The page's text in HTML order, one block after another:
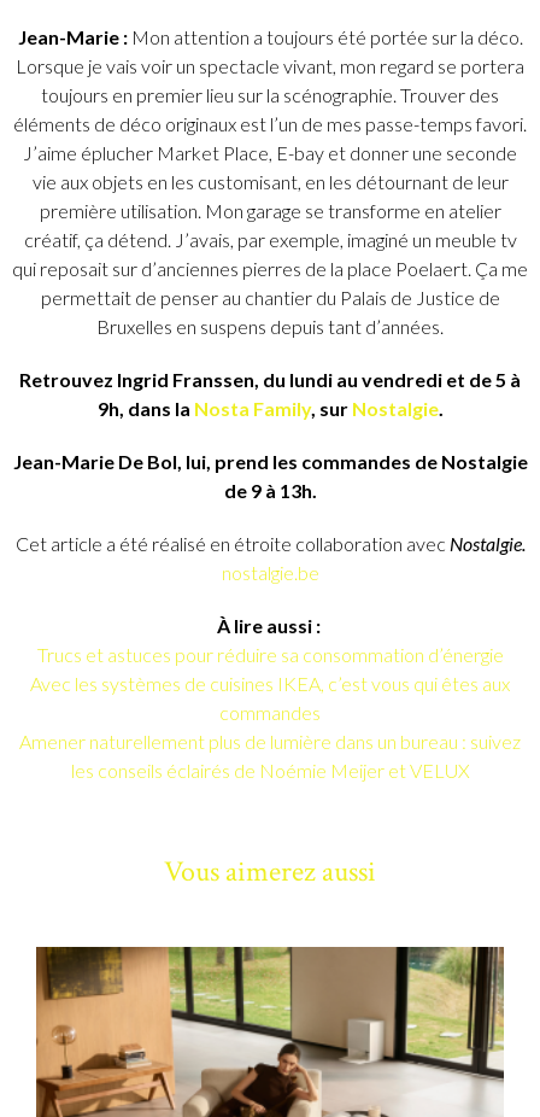
Jean-Marie :Mon attention a toujours été portée sur la déco.
Lorsque je vais voir un spectacle vivant, mon regard se portera
toujours en premier lieu sur la scénographie. Trouver des
éléments de déco originaux est l’un de mes passe-temps favori.
J’aime éplucher Market Place, E-bay et donner une seconde
vie aux objets en les customisant, en les détournant de leur
première utilisation. Mon garage se transforme en atelier
créatif, ça détend. J’avais, par exemple, imaginé un meuble tv
qui reposait sur d’anciennes pierres de la place Poelaert. Ça me
permettait de penser au chantier du Palais de Justice de
Bruxelles en suspens depuis tant d’années.
Retrouvez Ingrid Franssen, du lundi au vendredi et de 5 à
9h, dans la Nosta Family, sur Nostalgie.
Jean-Marie De Bol, lui, prend les commandes de Nostalgie
de 9 à 13h.
Cet article a été réalisé en étroite collaboration avec Nostalgie.
nostalgie.be
À lire aussi :
Trucs et astuces pour réduire sa consommation d’énergie
Avec les systèmes de cuisines IKEA, c’est vous qui êtes aux
commandes
Amener naturellement plus de lumière dans un bureau : suivez
les conseils éclairés de Noémie Meijer et VELUX
Vous aimerez aussi